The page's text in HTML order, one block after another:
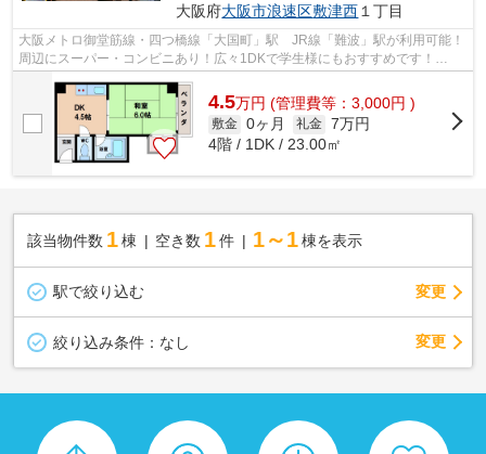
大阪府大阪市浪速区敷津西 １丁目
大阪メトロ御堂筋線・四つ橋線「大国町」駅 JR線「難波」駅が利用可能！
周辺にスーパー・コンビニあり！広々1DKで学生様にもおすすめです！
■□■□■□■□■□■□■□■□■□■□■□■□■□■□■□■□■□■□...
4.5万円 (管理費等：3,000円 )
敷金 0ヶ月 礼金 7万円
4階 / 1DK / 23.00㎡
該当物件数 1棟 空き数 1 件 1～1 棟を表示
駅で絞り込む 変更
絞り込み条件： なし 変更